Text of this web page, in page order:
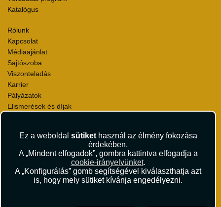
Ez a weboldal sütikethasznál az élmény fokozása
érdekében.
A „Mindent elfogadok”, gombra kattintva elfogadja a
cookie-irányelvünket.
A „Konfigurálás” gomb segítségével kiválaszthatja azt
is, hogy mely sütiket kívánja engedélyezni.
Katalógus
Rólunk
Kapcsolat
Médiaajánlat
Sajtószoba
Viszonteladás
Karrier
Pályázatok
Elismerések és díjak
Utazási Csomag Szerződési Feltételek
Útlemondás-biztosítás Szerződési Feltételek
Utasbiztosítás Szerződési Feltételek
Repülőjegy Szerződési Feltételek
Adatvédelem